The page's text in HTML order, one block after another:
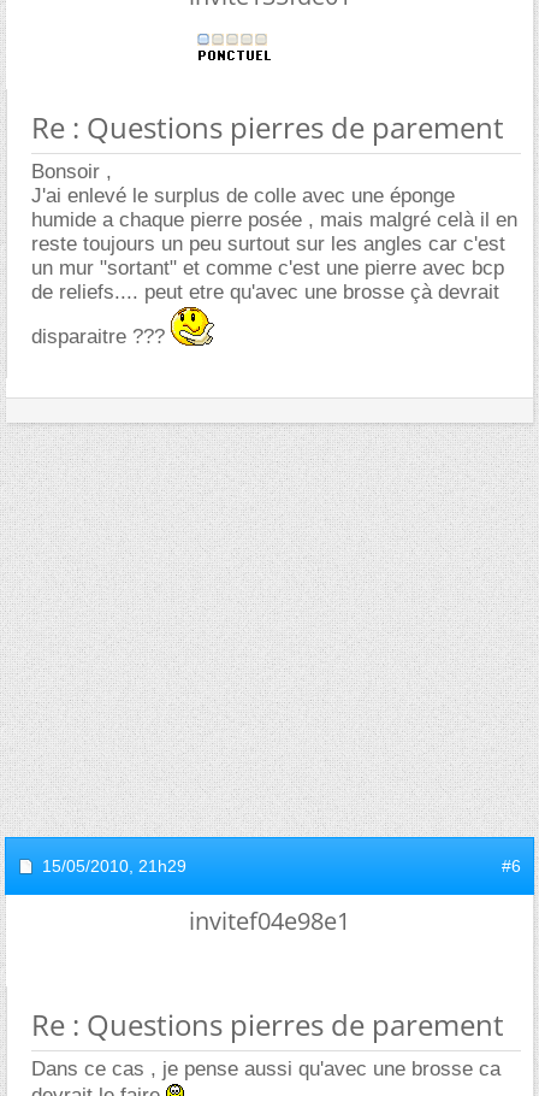
Re : Questions pierres de parement
Bonsoir ,
J'ai enlevé le surplus de colle avec une éponge
humide a chaque pierre posée , mais malgré celà il en
reste toujours un peu surtout sur les angles car c'est
un mur "sortant" et comme c'est une pierre avec bcp
de reliefs.... peut etre qu'avec une brosse çà devrait
disparaitre ???
15/05/2010, 21h29 #6
invitef04e98e1
Re : Questions pierres de parement
Dans ce cas , je pense aussi qu'avec une brosse ca